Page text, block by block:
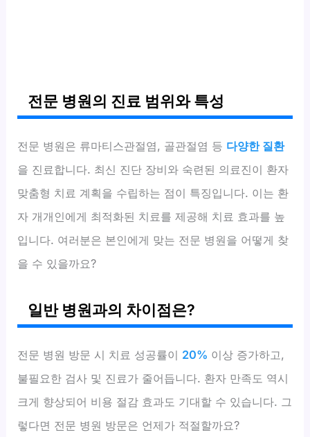
전문 병원의 진료 범위와 특성
전문 병원은 류마티스관절염, 골관절염 등 다양한 질환
을 진료합니다. 최신 진단 장비와 숙련된 의료진이 환자
맞춤형 치료 계획을 수립하는 점이 특징입니다. 이는 환
자 개개인에게 최적화된 치료를 제공해 치료 효과를 높
입니다. 여러분은 본인에게 맞는 전문 병원을 어떻게 찾
을 수 있을까요?
일반 병원과의 차이점은?
전문 병원 방문 시 치료 성공률이 20% 이상 증가하고,
불필요한 검사 및 진료가 줄어듭니다. 환자 만족도 역시
크게 향상되어 비용 절감 효과도 기대할 수 있습니다. 그
렇다면 전문 병원 방문은 언제가 적절할까요?